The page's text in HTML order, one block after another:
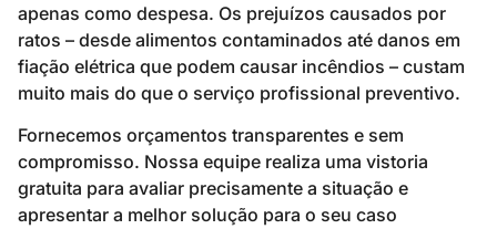
apenas como despesa. Os prejuízos causados por
ratos – desde alimentos contaminados até danos em
fiação elétrica que podem causar incêndios – custam
muito mais do que o serviço profissional preventivo.
Fornecemos orçamentos transparentes e sem
compromisso. Nossa equipe realiza uma vistoria
gratuita para avaliar precisamente a situação e
apresentar a melhor solução para o seu caso